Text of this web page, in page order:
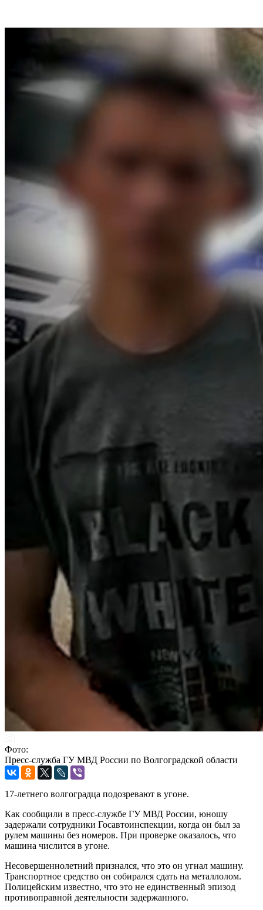
Фото:
Пресс-служба ГУ МВД России по Волгоградской области
17-летнего волгоградца подозревают в угоне.
Как сообщили в пресс-службе ГУ МВД России, юношу
задержали сотрудники Госавтоинспекции, когда он был за
рулем машины без номеров. При проверке оказалось, что
машина числится в угоне.
Несовершеннолетний признался, что это он угнал машину.
Транспортное средство он собирался сдать на металлолом.
Полицейским известно, что это не единственный эпизод
противоправной деятельности задержанного.